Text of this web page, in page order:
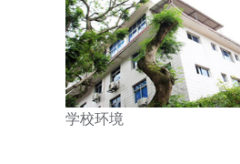
学校环境